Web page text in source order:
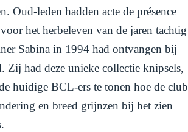
Oud-leden hadden acte de présence
het herbeleven van de jaren tachtig
Sabina in 1994 had ontvangen bij
Zij had deze unieke collectie knipsels,
huidige BCL-ers te tonen hoe de club
en breed grijnzen bij het zien